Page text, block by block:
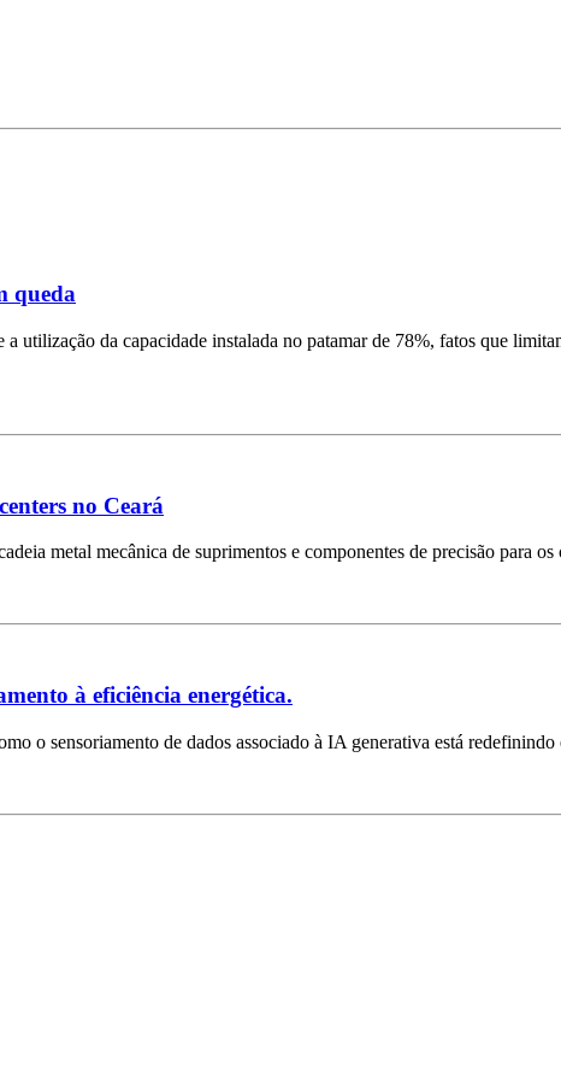
queda
utilização da capacidade instalada no patamar de 78%, fatos que
no Ceará
metal mecânica de suprimentos e componentes de precisão para
à eficiência energética.
o sensoriamento de dados associado à IA generativa está